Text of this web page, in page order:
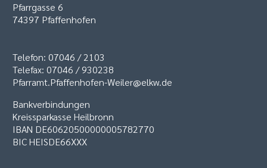
Pfarrgasse 6
74397 Pfaffenhofen
Telefon: 07046 / 2103
Telefax: 07046 / 930238
Pfarramt.Pfaffenhofen-Weiler@elkw.de
Bankverbindungen
Kreissparkasse Heilbronn
IBAN DE60620500000005782770
BIC HEISDE66XXX